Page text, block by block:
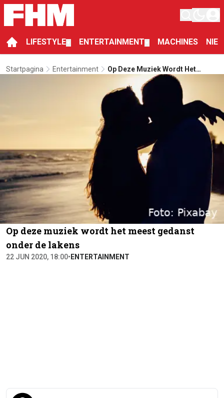
LIFESTYLE ENTERTAINMENT MACHINES
Startpagina Entertainment
Op Deze Muziek Wordt Het
Meest Gedanst Onder De Lakens
Op deze muziek wordt het meest gedanst
onder de lakens
22 JUN 2020, 18:00• ENTERTAINMENT